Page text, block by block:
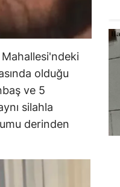
Mahallesi'ndeki
olduğu
ve 5
silahla
derinden